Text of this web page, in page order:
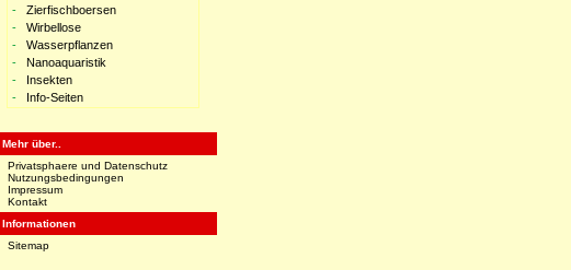
- Zierfischboersen
- Wirbellose
- Wasserpflanzen
- Nanoaquaristik
- Insekten
- Info-Seiten
Mehr über..
Privatsphaere und Datenschutz
Nutzungsbedingungen
Impressum
Kontakt
Informationen
Sitemap